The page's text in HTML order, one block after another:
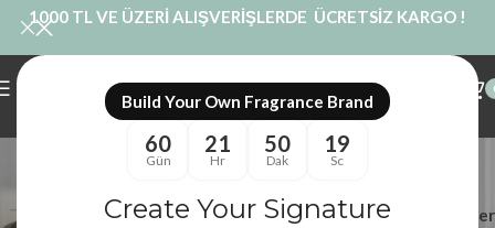
Build Your Own Fragrance Brand
60
Gün
21
Hr
50
Dak
18
Sc
Create Your Signature
1000 TL VE ÜZERİ ALIŞVERİŞLERDE ÜCRETSİZ KARGO !
3lü Silindir Set
Royal Mum
Ürünler “3lü Silindir Set” olarak etiketlendi Filtreler